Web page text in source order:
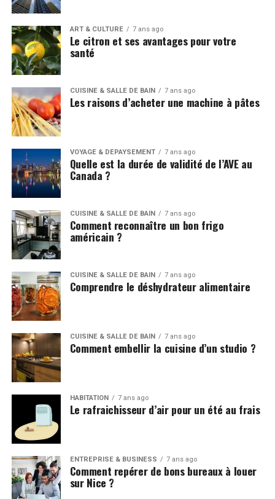
ART & CULTURE 7 ans ago
Le citron et ses avantages pour votre
santé
CUISINE & SALLE DE BAIN 7 ans ago
Les raisons d’acheter une machine à pâtes
VOYAGE & DÉPAYSEMENT 7 ans ago
Quelle est la durée de validité de l’AVE au
Canada ?
CUISINE & SALLE DE BAIN 7 ans ago
Comment reconnaître un bon frigo
américain ?
CUISINE & SALLE DE BAIN 7 ans ago
Comprendre le déshydrateur alimentaire
CUISINE & SALLE DE BAIN 7 ans ago
Comment embellir la cuisine d’un studio ?
HABITATION 7 ans ago
Le rafraichisseur d’air pour un été au frais
ENTREPRISE & BUSINESS 7 ans ago
Comment repérer de bons bureaux à louer
sur Nice ?